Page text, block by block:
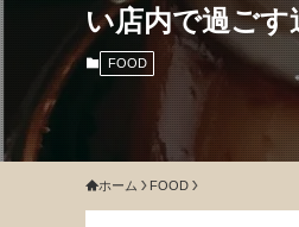
い店内で過ご
FOOD
ホーム FOOD